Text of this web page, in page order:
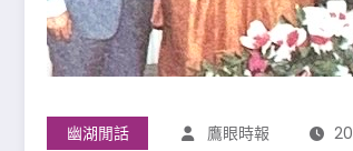
幽湖閒話 鷹眼時報